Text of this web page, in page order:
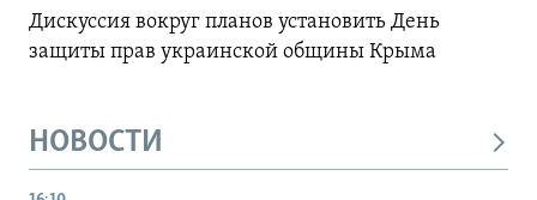
Дискуссия вокруг планов установить День
защиты прав украинской общины Крыма
НОВОСТИ